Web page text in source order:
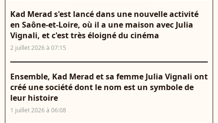
Kad Merad s'est lancé dans une nouvelle activité
en Saône-et-Loire, où il a une maison avec Julia
Vignali, et c'est très éloigné du cinéma
2 juillet 2026 à 07:15
Ensemble, Kad Merad et sa femme Julia Vignali ont
créé une société dont le nom est un symbole de
leur histoire
1 juillet 2026 à 06:08